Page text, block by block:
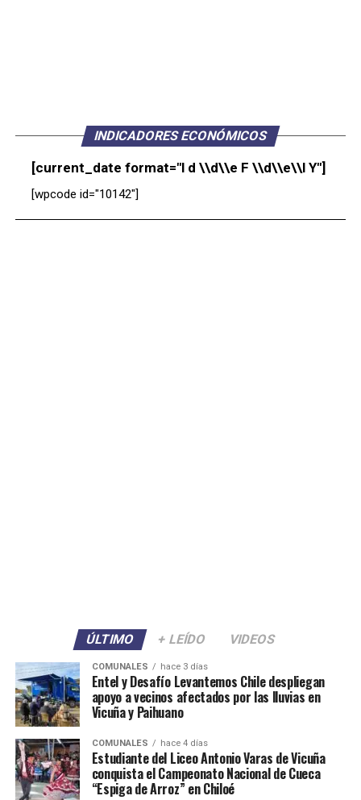
INDICADORES ECONÓMICOS
[current_date format="l d \\d\\e F \\d\\e\\l Y"]
[wpcode id="10142"]
ÚLTIMO + LEÍDO VIDEOS
COMUNALES hace 3 días
Entel y Desafío Levantemos Chile despliegan
apoyo a vecinos afectados por las lluvias en
Vicuña y Paihuano
COMUNALES hace 4 días
Estudiante del Liceo Antonio Varas de Vicuña
conquista el Campeonato Nacional de Cueca
“Espiga de Arroz” en Chiloé